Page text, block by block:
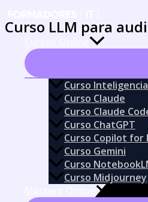
al
Curso
Curso Claude
Curso Claude
Curso ChatGPT
Curso Copilot for
Curso Gemini
Curso
Curso Midjourney
Curso LLM para